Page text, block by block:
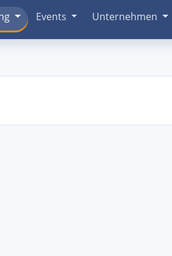
Events Unternehmen